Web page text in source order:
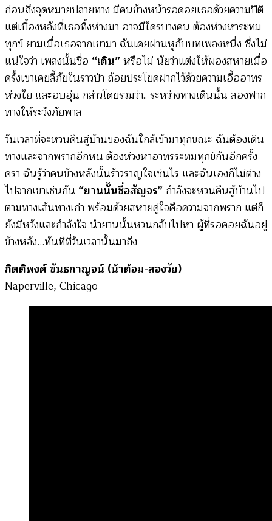
ก่อนถึงจุดหมายปลายทาง มีคนข้างหน้ารอคอยเธอด้วยความปิติ
แต่เบื้องหลังที่เธอทิ้งห่างมา อาจมีใครบางคน ต้องห่วงหาระทม
ทุกข์ ยามเมื่อเธอจากเขามา ฉันเคยผ่านหูกับบทเพลงหนึ่ง ซึ่งไม่
แน่ใจว่า เพลงนั้นชื่อ “เดิน”หรือไม่ นัยว่าแต่งให้ผองสหายเมื่อ
ครั้งเขาเคยลี้ภัยในราวป่า ถ้อยประโยคฝากไว้ด้วยความเอื้ออาทร
ห่วงใย และอบอุ่น กล่าวโดยรวมว่า.. ระหว่างทางเดินนั้น สองฟาก
ทางให้ระวังภัยพาล
วันเวลาที่จะหวนคืนสู่บ้านของฉันใกล้เข้ามาทุกขณะ ฉันต้องเดิน
ทางและจากพรากอีกหน ต้องห่วงหาอาทรระทมทุกข์กันอีกครั้ง
ครา ฉันรู้ว่าคนข้างหลังนั้นร้าวราญใจเช่นไร และฉันเองก็ไม่ต่าง
ไปจากเขาเช่นกัน “ยานนั้นชื่อสัญจร” กำลังจะหวนคืนสู้บ้านไป
ตามทางเส้นทางเก่า พร้อมด้วยสหายคู่ใจคือความจากพราก แต่ก็
ยังมีหวังและกำลังใจ นำยานนั้นหวนกลับไปหา ผู้ที่รอคอยฉันอยู่
ข้างหลัง…ทันทีที่วันเวลานั้นมาถึง
กิตติพงศ์ ขันธกาญจน์ (น้าต้อม-สองวัย)
Naperville, Chicago